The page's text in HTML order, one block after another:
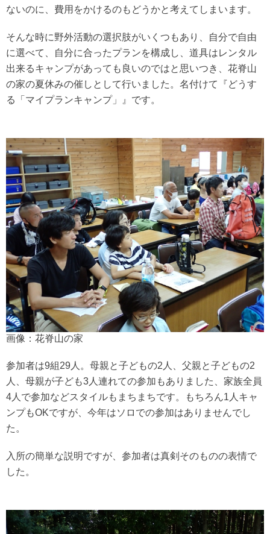
ないのに、費用をかけるのもどうかと考えてしまいます。
そんな時に野外活動の選択肢がいくつもあり、自分で自由
に選べて、自分に合ったプランを構成し、道具はレンタル
出来るキャンプがあっても良いのではと思いつき、花脊山
の家の夏休みの催しとして行いました。名付けて『どうす
る「マイプランキャンプ」』です。
画像：花脊山の家
参加者は9組29人。母親と子どもの2人、父親と子どもの2
人、母親が子ども3人連れての参加もありました、家族全員
4人で参加などスタイルもまちまちです。もちろん1人キャ
ンプもOKですが、今年はソロでの参加はありませんでし
た。
入所の簡単な説明ですが、参加者は真剣そのものの表情で
した。